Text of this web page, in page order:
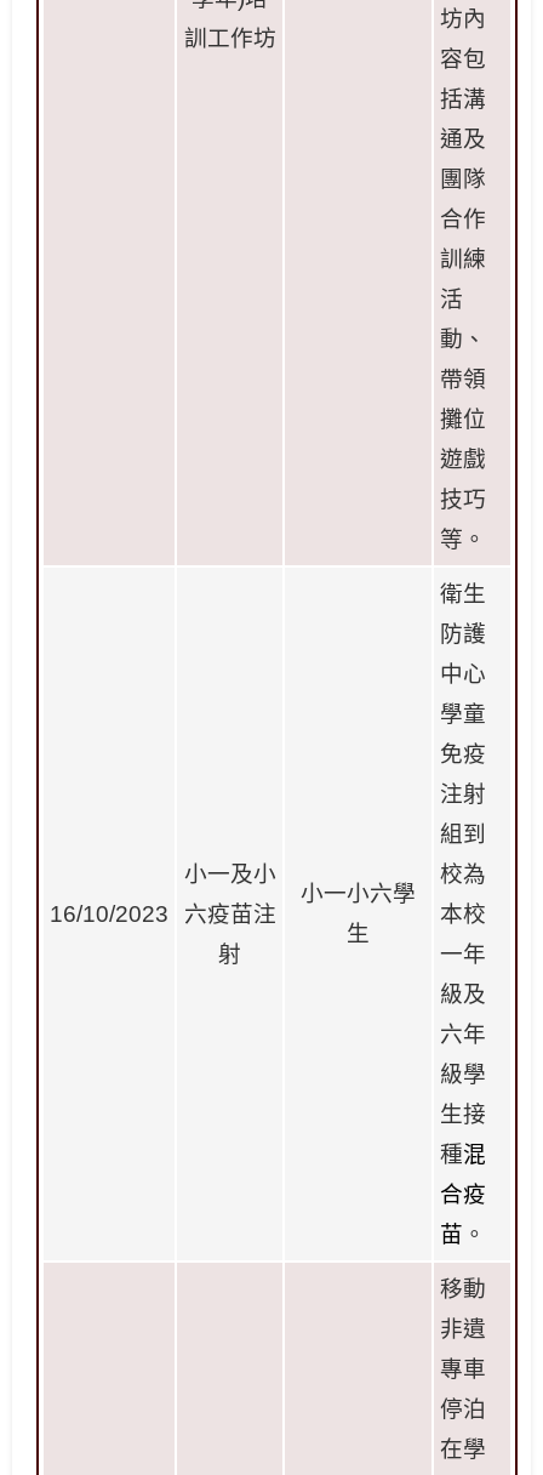
訓工作坊
坊內
容包
括溝
通及
團隊
合作
訓練
活
動、
帶領
攤位
遊戲
技巧
等 。
16/10/2023
小一及小
六疫苗注
射
小一小六學
生
衛生
防護
中心
學童
免疫
注射
組到
校為
本校
一年
級及
六年
級學
生接
種混
合疫
苗 。
移動
非遺
專車
停泊
在學